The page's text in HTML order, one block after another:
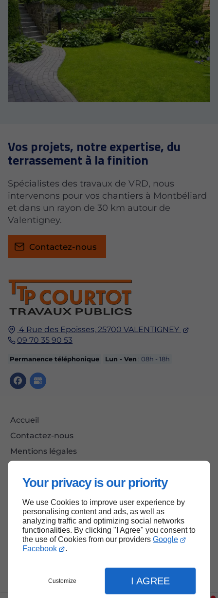
Your privacy is our priority
We use Cookies to improve user experience by
personalising content and ads, as well as
analyzing traffic and optimizing social networks
functionalities. By clicking "I Agree" you consent to
the use of Cookies from our providers Google
Facebook
.
Customize I AGREE
4 Rue des Epoisses, 25700 VALENTIGNEY
09 70 35 90 53
Permanence téléphonique Lun - Ven : 08h - 18h
Accueil
Contactez-nous
Mentions légales
Vos projets, notre expertise, du
terrassement à la finition
Spécialistes des travaux de VRD, nous
intervenons pour vos chantiers à Montbéliard
et dans un rayon de 30 km autour de
Valentigney.
Contactez-nous
Haut de page